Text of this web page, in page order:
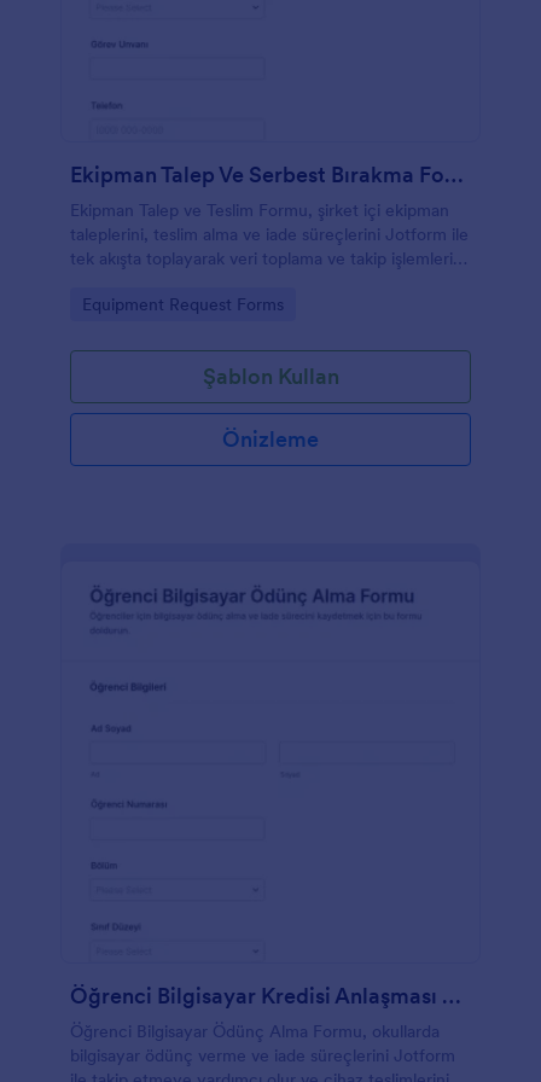
Ekipman Talep Ve Serbest Bırakma Formu
Ekipman Talep ve Teslim Formu, şirket içi ekipman
taleplerini, teslim alma ve iade süreçlerini Jotform ile
tek akışta toplayarak veri toplama ve takip işlemlerini
Go to Category:
Equipment Request Forms
Şablon Kullan
Önizleme
Öğrenci Bilgisayar Kredisi Anlaşması Formu 🎓💻
Öğrenci Bilgisayar Ödünç Alma Formu, okullarda
bilgisayar ödünç verme ve iade süreçlerini Jotform